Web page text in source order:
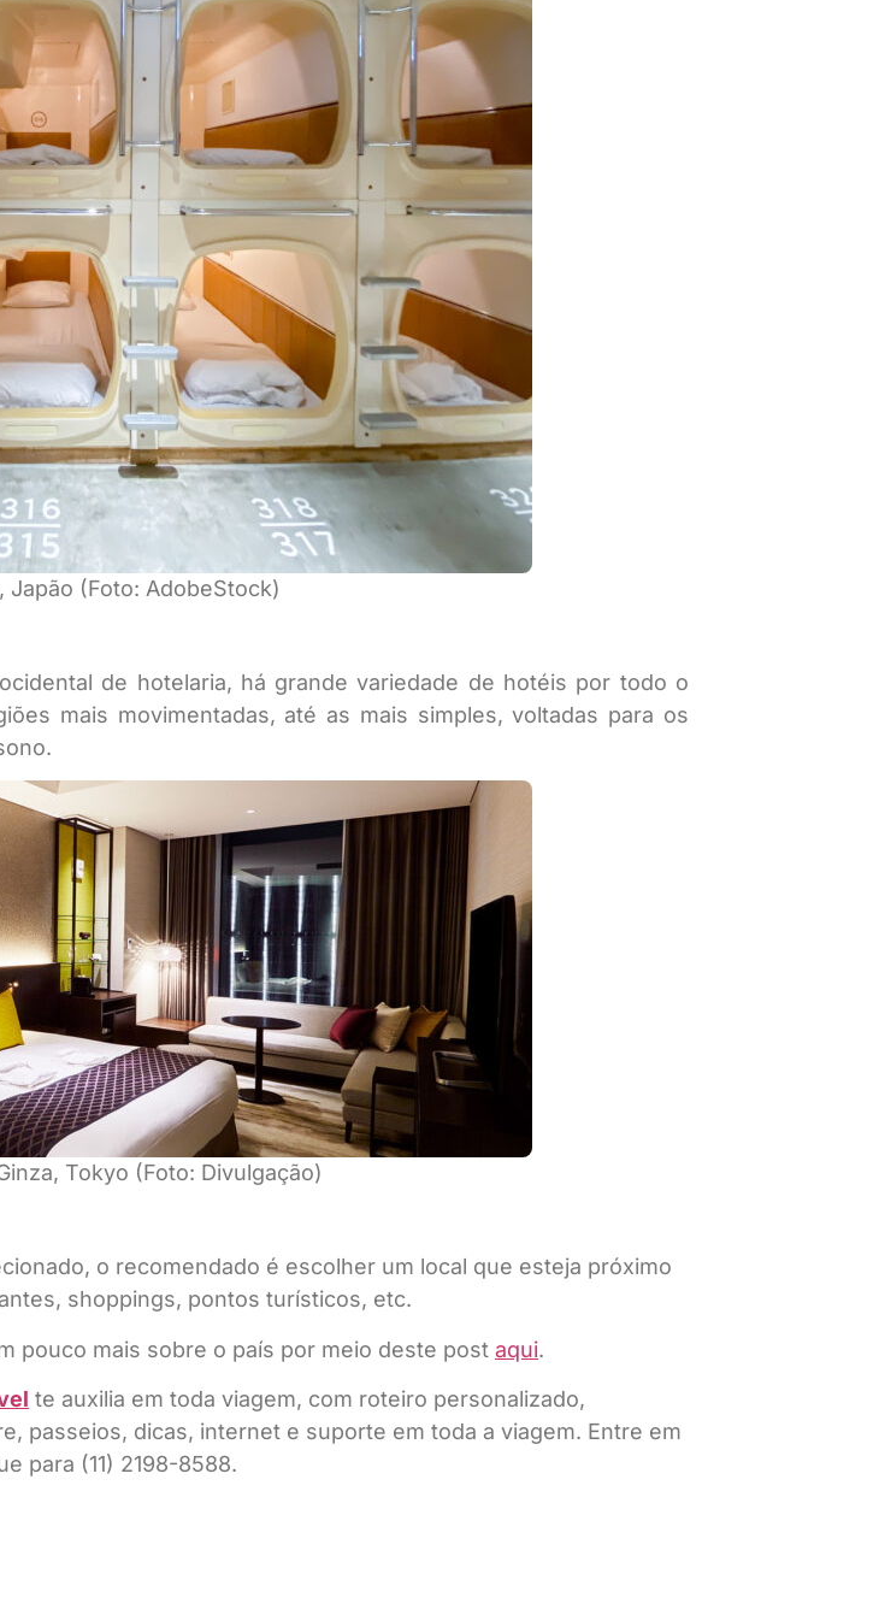
Japão (Foto: AdobeStock)
de hotelaria, há grande variedade de hotéis por todo o
mais movimentadas, até as mais simples, voltadas para os
Tokyo (Foto: Divulgação)
o recomendado é escolher um local que esteja próximo
shoppings, pontos turísticos, etc.
pouco mais sobre o país por meio deste postaqui.
te auxilia em toda viagem, com roteiro personalizado,
passeios, dicas, internet e suporte em toda a viagem. Entre em
para (11) 2198-8588.